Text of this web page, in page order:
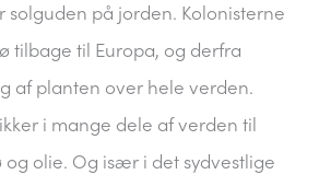
på jorden. Kolonisterne
tilbage til Europa, og derfra
af planten over hele verden.
i mange dele af verden til
olie. Og især i det sydvestlige